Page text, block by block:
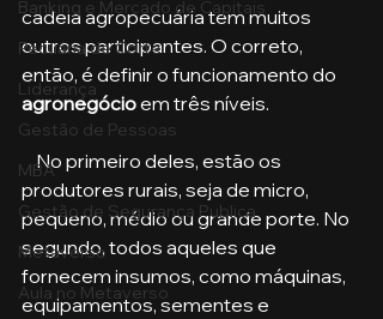
Banking e Mercado de Capitais
Pecuária de Corte
Liderança
Gestão de Pessoas
MBA
Gestão de Segurança Publica
Metaverso
Aula no Metaverso
cadeia agropecuária tem muitos
outros participantes. O correto,
então, é definir o funcionamento do
agronegócio em três níveis.
    No primeiro deles, estão os
produtores rurais, seja de micro,
pequeno, médio ou grande porte. No
segundo, todos aqueles que
fornecem insumos, como máquinas,
equipamentos, sementes e